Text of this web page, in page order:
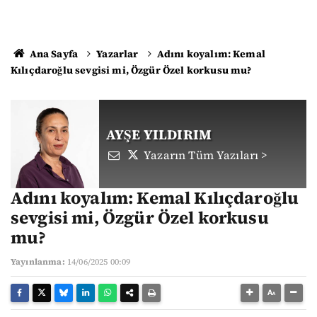
Ana Sayfa Yazarlar
Adını koyalım: Kemal
Kılıçdaroğlu sevgisi mi, Özgür Özel korkusu mu?
AYŞE YILDIRIM
Yazarın Tüm Yazıları >
Adını koyalım: Kemal Kılıçdaroğlu
sevgisi mi, Özgür Özel korkusu
mu?
Yayınlanma: 14/06/2025 00:09